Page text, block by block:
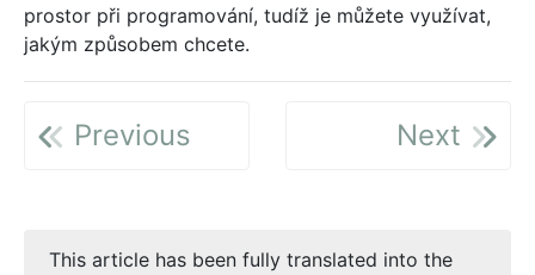
prostor při programování, tudíž je můžete využívat,
jakým způsobem chcete.
Previous Next
This article has been fully translated into the